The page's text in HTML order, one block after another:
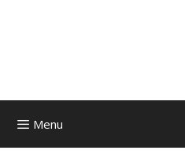
Menu